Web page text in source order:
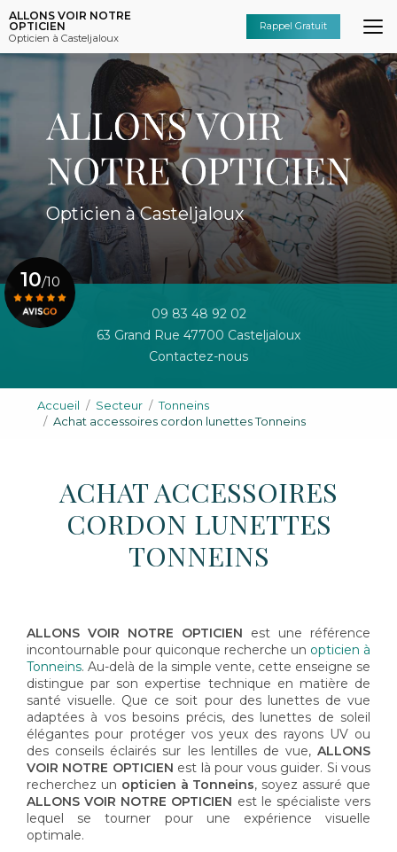
Aller
au
contenu
principal
ALLONS VOIR NOTRE
OPTICIEN
Opticien à Casteljaloux
Rappel Gratuit
Opticien à Casteljaloux
09 83 48 92 02
63 Grand Rue 47700 Casteljaloux
Contactez-nous
10/10
Accueil Secteur
Tonneins
Achat accessoires cordon lunettes Tonneins
ACHAT ACCESSOIRES
CORDON LUNETTES
TONNEINS
ALLONS VOIR NOTRE OPTICIEN est une référence
incontournable pour quiconque recherche un opticien à
Tonneins. Au-delà de la simple vente, cette enseigne se
distingue par son expertise technique en matière de
santé visuelle. Que ce soit pour des lunettes de vue
adaptées à vos besoins précis, des lunettes de soleil
élégantes pour protéger vos yeux des rayons UV ou
des conseils éclairés sur les lentilles de vue, ALLONS
VOIR NOTRE OPTICIEN est là pour vous guider. Si vous
recherchez un opticien à Tonneins, soyez assuré que
ALLONS VOIR NOTRE OPTICIEN est le spécialiste vers
lequel se tourner pour une expérience visuelle
optimale.